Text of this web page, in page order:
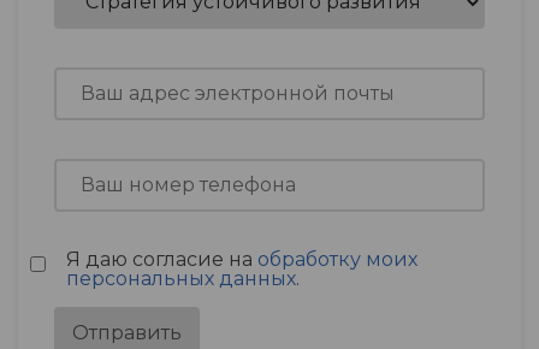
Я даю согласие на обработку моих
персональных данных.
Отправить